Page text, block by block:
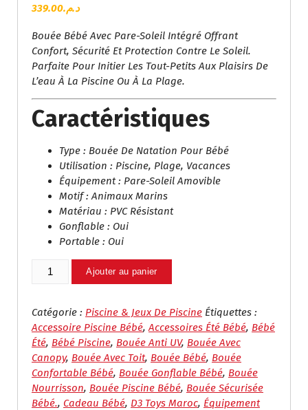
د.م.339.00
Bouée Bébé Avec Pare-Soleil Intégré Offrant
Confort, Sécurité Et Protection Contre Le Soleil.
Parfaite Pour Initier Les Tout-Petits Aux Plaisirs De
L’eau À La Piscine Ou À La Plage.
Caractéristiques
Type : Bouée De Natation Pour Bébé
Utilisation : Piscine, Plage, Vacances
Équipement : Pare-Soleil Amovible
Motif : Animaux Marins
Matériau : PVC Résistant
Gonflable : Oui
Portable : Oui
Quantité
Bébé
Avec
Pare-
Soleil
Intégré
–
Flotteur
Ajouter au panier
Catégorie : Piscine & Jeux De Piscine Étiquettes :
Accessoire Piscine Bébé, Accessoires Été Bébé, Bébé
Été, Bébé Piscine, Bouée Anti UV, Bouée Avec
Canopy, Bouée Avec Toit, Bouée Bébé, Bouée
Confortable Bébé, Bouée Gonflable Bébé, Bouée
Nourrisson, Bouée Piscine Bébé, Bouée Sécurisée
Bébé., Cadeau Bébé, D3 Toys Maroc, Équipement